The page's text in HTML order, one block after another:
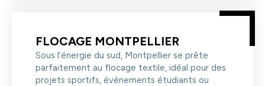
FLOCAGE MONTPELLIER
Sous l’énergie du sud, Montpellier se prête
parfaitement au flocage textile, idéal pour des
projets sportifs, événements étudiants ou